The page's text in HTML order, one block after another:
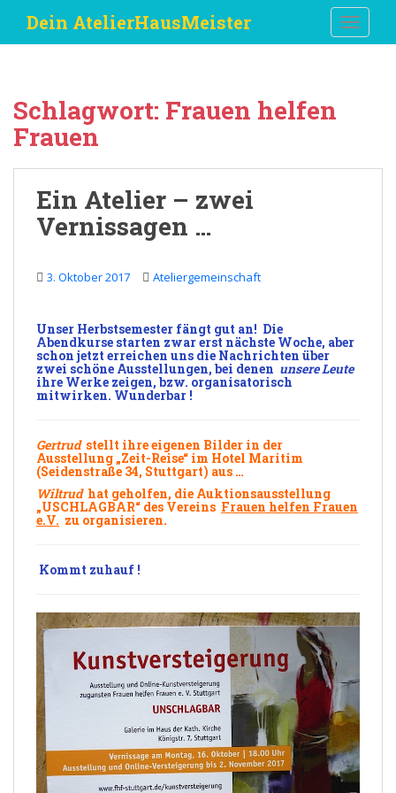
i
Dein AtelierHausMeister
Schlagwort: Frauen helfen
Frauen
Ein Atelier – zwei
Vernissagen …
3. Oktober 2017 Ateliergemeinschaft
Unser Herbstsemester fängt gut an! Die
Abendkurse starten zwar erst nächste Woche, aber
schon jetzt erreichen uns die Nachrichten über
zwei schöne Ausstellungen, bei denen unsere Leute
ihre Werke zeigen, bzw.organisatorisch
mitwirken. Wunderbar !
Gertrudstellt ihre eigenen Bilder in der
Ausstellung „Zeit-Reise“ im Hotel Maritim
(Seidenstraße 34, Stuttgart) aus …
Wiltrudhat geholfen, die Auktionsausstellung
„USCHLAGBAR“ des Vereins Frauen helfen Frauen
e.V. zu organisieren.
Kommt zuhauf !